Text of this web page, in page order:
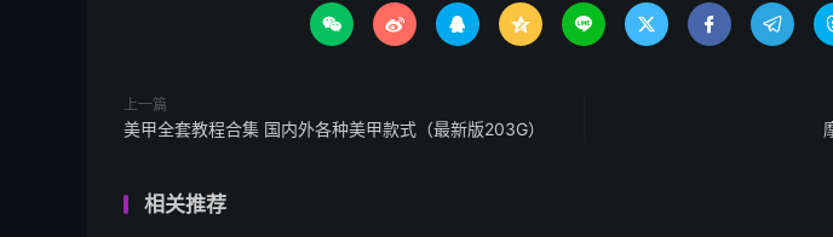
       
上一篇
美甲全套教程合集 国内外各种美甲款式（最新版203G）
相关推荐